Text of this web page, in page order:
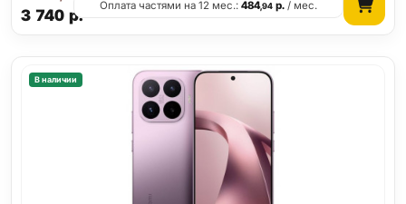
3 740 р.
Оплата частями на 12 мес.:484,94 р. / мес.
В наличии